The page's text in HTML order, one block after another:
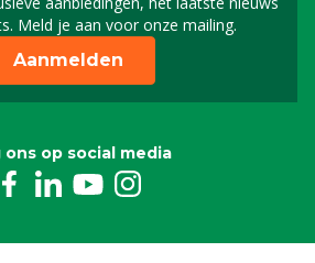
Meld je aan voor onze mailing.
Schrijf je in voor onze
Aanmelden
ons op social media